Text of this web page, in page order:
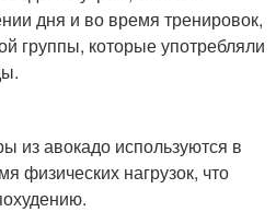
дня и во время тренировок,
группы, которые употребляли
авокадо используются в
физических нагрузок, что